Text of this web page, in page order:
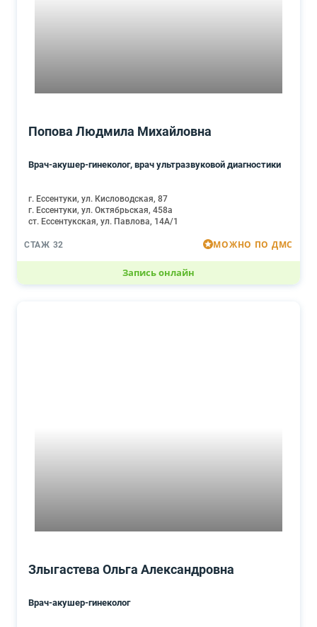
Попова Людмила Михайловна
Врач-акушер-гинеколог, врач ультразвуковой диагностики
г. Ессентуки, ул. Кисловодская, 87
г. Ессентуки, ул. Октябрьская, 458а
ст. Ессентукская, ул. Павлова, 14А/1
СТАЖ 32 МОЖНО ПО ДМС
Запись онлайн
Злыгастева Ольга Александровна
Врач-акушер-гинеколог